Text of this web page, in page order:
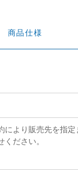
商品仕様
により販売先を指
ださい。